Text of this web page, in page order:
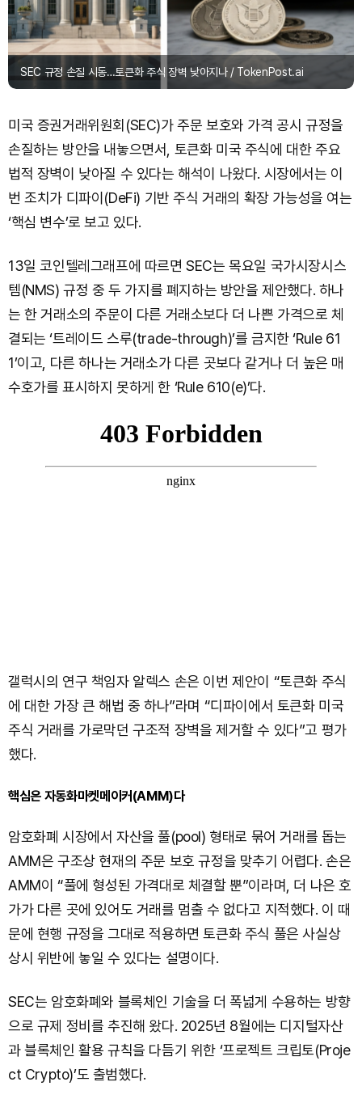
SEC 규정 손질 시동…토큰화 주식 장벽 낮아지나 / TokenPost.ai
미국 증권거래위원회(SEC)가 주문 보호와 가격 공시 규정을
손질하는 방안을 내놓으면서, 토큰화 미국 주식에 대한 주요
법적 장벽이 낮아질 수 있다는 해석이 나왔다. 시장에서는 이
번 조치가 디파이(DeFi) 기반 주식 거래의 확장 가능성을 여는
‘핵심 변수’로 보고 있다.
13일 코인텔레그래프에 따르면 SEC는 목요일 국가시장시스
템(NMS) 규정 중 두 가지를 폐지하는 방안을 제안했다. 하나
는 한 거래소의 주문이 다른 거래소보다 더 나쁜 가격으로 체
결되는 ‘트레이드 스루(trade-through)’를 금지한 ‘Rule 61
1’이고, 다른 하나는 거래소가 다른 곳보다 같거나 더 높은 매
수호가를 표시하지 못하게 한 ‘Rule 610(e)’다.
갤럭시의 연구 책임자 알렉스 손은 이번 제안이 “토큰화 주식
에 대한 가장 큰 해법 중 하나”라며 “디파이에서 토큰화 미국
주식 거래를 가로막던 구조적 장벽을 제거할 수 있다”고 평가
했다.
핵심은 자동화마켓메이커(AMM)다
암호화폐 시장에서 자산을 풀(pool) 형태로 묶어 거래를 돕는
AMM은 구조상 현재의 주문 보호 규정을 맞추기 어렵다. 손은
AMM이 “풀에 형성된 가격대로 체결할 뿐”이라며, 더 나은 호
가가 다른 곳에 있어도 거래를 멈출 수 없다고 지적했다. 이 때
문에 현행 규정을 그대로 적용하면 토큰화 주식 풀은 사실상
상시 위반에 놓일 수 있다는 설명이다.
SEC는 암호화폐와 블록체인 기술을 더 폭넓게 수용하는 방향
으로 규제 정비를 추진해 왔다. 2025년 8월에는 디지털자산
과 블록체인 활용 규칙을 다듬기 위한 ‘프로젝트 크립토(Proje
ct Crypto)’도 출범했다.